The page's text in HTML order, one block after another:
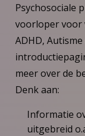
Psychosociale
voorloper voor
ADHD,
meer over de
Denk aan:
Informatie
uitgebreid